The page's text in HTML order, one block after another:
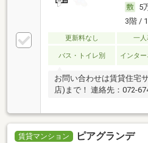
5
3階 /
更新料なし 一人
バス・トイレ別 インタ
お問い合わせは賃貸住宅
店)まで！ 連絡先：072-
賃貸マンション ピアグランデ